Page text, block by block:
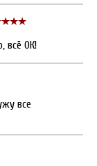
всё ОК!
все